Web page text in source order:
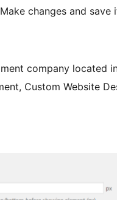
changes and save
company located
Custom Website